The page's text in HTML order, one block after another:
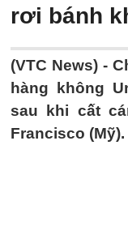
rơi bánh
(VTC News) -
hàng không
sau khi cất
Francisco (Mỹ).